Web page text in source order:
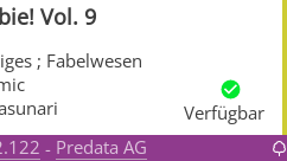
Vol. 9
; Fabelwesen
Verfügbar
- Predata AG